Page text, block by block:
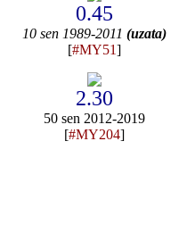
0.45
10 sen 1989-2011 (uzata)
[#MY51]
2.30
50 sen 2012-2019
[#MY204]